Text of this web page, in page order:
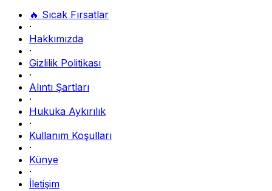
🔥 Sıcak Fırsatlar
·
Hakkımızda
·
Gizlilik Politikası
·
Alıntı Şartları
·
Hukuka Aykırılık
·
Kullanım Koşulları
·
Künye
·
İletişim